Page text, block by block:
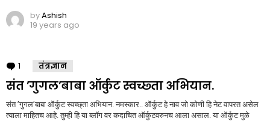
byAshish
19 years ago
1 Comment
तंत्रज्ञान
संत ’गुगल’बाबा ऑर्कुट स्वच्छ्ता अभियान.
संत ’गुगल’बाबा ऑर्कुट स्वच्छ्ता अभियान. नमस्कार.. ऑर्कुट हे नाव जो कोणी हि नेट वापरत असेल
त्याला माहितच आहे. तुम्ही हि या ब्लॉग वर कदाचित ऑर्कुटवरुनच आला असाल. या ऑर्कुट मुळे